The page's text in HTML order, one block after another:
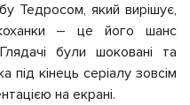
Тедросом, який вирішує,
– це його шанс
були шоковані та
під кінець серіалу зовсім
на екрані.